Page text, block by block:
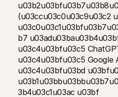
(u03ccu03c0u03c9u03c2
b7
u03c4u03bfu03c5
u03c4u03bfu03c5 Google
u03c4u03bfu03bd
3b4u03c1u03ac u03bf